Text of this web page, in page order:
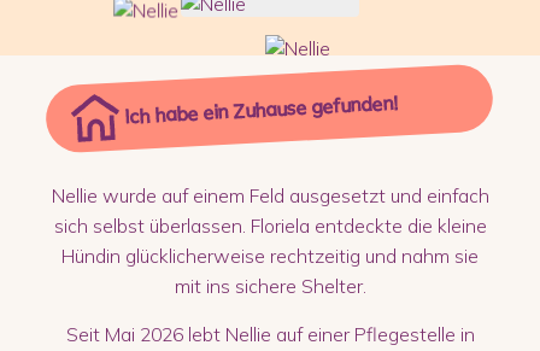
Ich habe ein Zuhause gefunden!
Nellie wurde auf einem Feld ausgesetzt und einfach
sich selbst überlassen. Floriela entdeckte die kleine
Hündin glücklicherweise rechtzeitig und nahm sie
mit ins sichere Shelter.
Seit Mai 2026 lebt Nellie auf einer Pflegestelle in